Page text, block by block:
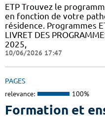
ETP Trouvez le
en fonction de votre
résidence. Programmes
LIVRET DES
2025,
10/06/2026 17:47
PAGES
relevance: 100%
Formation et